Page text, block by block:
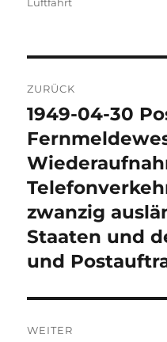
Luftfahrt
ZURÜCK
Vorheriger
Beitrag:
1949-04-30
zwanzig
Staaten und
und
WEITER